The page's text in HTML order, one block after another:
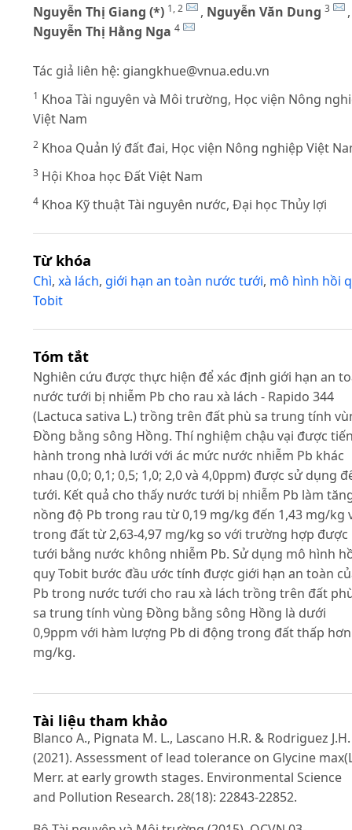
Nguyễn Thị Giang (*) 1, 2 , Nguyễn Văn Dung 3
,
Nguyễn Thị Hằng Nga 4
Tác giả liên hệ: giangkhue@vnua.edu.vn
1 Khoa Tài nguyên và Môi trường, Học viện Nông
Việt Nam
2 Khoa Quản lý đất đai, Học viện Nông nghiệp Việt
3 Hội Khoa học Đất Việt Nam
4 Khoa Kỹ thuật Tài nguyên nước, Đại học Thủy lợi
Từ khóa
Chì, xà lách, giới hạn an toàn nước tưới, mô hình hồi
Tobit
Tóm tắt
Nghiên cứu được thực hiện để xác định giới hạn an
nước tưới bị nhiễm Pb cho rau xà lách - Rapido 344
(Lactuca sativa L.) trồng trên đất phù sa trung tính
Đồng bằng sông Hồng. Thí nghiệm chậu vại được
hành trong nhà lưới với ác mức nước nhiễm Pb khác
nhau (0,0; 0,1; 0,5; 1,0; 2,0 và 4,0ppm) được sử dụng
tưới. Kết quả cho thấy nước tưới bị nhiễm Pb làm
nồng độ Pb trong rau từ 0,19 mg/kg đến 1,43 mg/kg
trong đất từ 2,63-4,97 mg/kg so với trường hợp được
tưới bằng nước không nhiễm Pb. Sử dụng mô hình
quy Tobit bước đầu ước tính được giới hạn an toàn
Pb trong nước tưới cho rau xà lách trồng trên đất
sa trung tính vùng Đồng bằng sông Hồng là dưới
0,9ppm với hàm lượng Pb di động trong đất thấp
mg/kg.
Tài liệu tham khảo
Blanco A., Pignata M. L., Lascano H.R. & Rodriguez J.H.
(2021). Assessment of lead tolerance on Glycine
Merr. at early growth stages. Environmental Science
and Pollution Research. 28(18): 22843-22852.